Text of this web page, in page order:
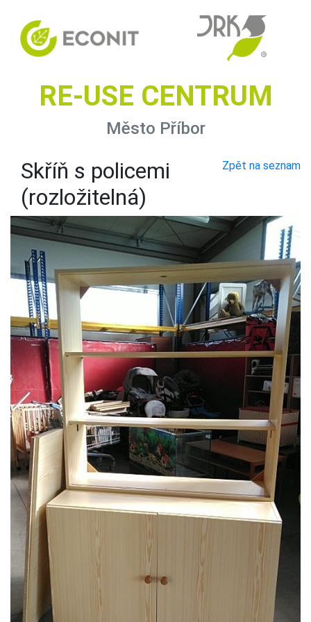
RE-USE CENTRUM
Město Příbor
Zpět na seznam
Skříň s policemi
(rozložitelná)